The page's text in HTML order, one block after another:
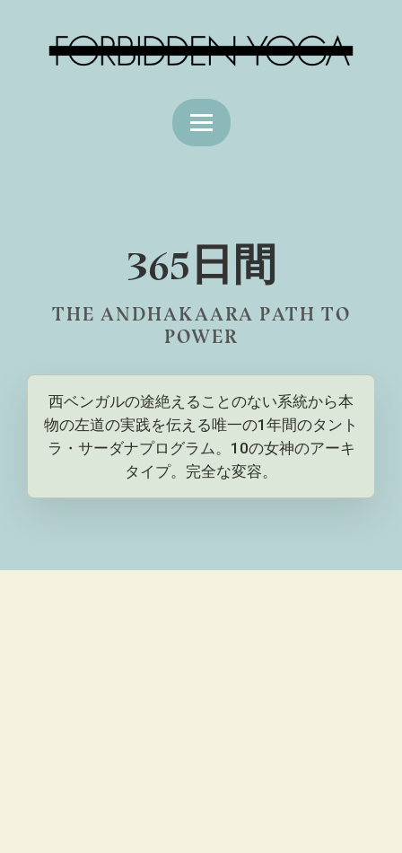
365日間
THE ANDHAKAARA PATH TO
POWER
西ベンガルの途絶えることのない系統から本
物の左道の実践を伝える唯一の1年間のタント
ラ・サーダナプログラム。10の女神のアーキ
タイプ。完全な変容。